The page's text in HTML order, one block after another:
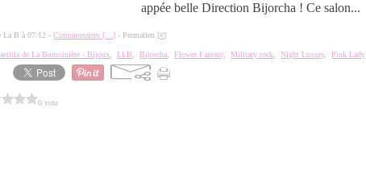
appée belle Direction Bijorcha ! Ce salon...
La B à 07:12 -Commentaires [ …] - Permalien [#]
de La Boussinière - Bijoux ,LLB ,Bijorcha ,Flower Fantasy,Military rock ,Night Luxury,Pink Lady
0 vote